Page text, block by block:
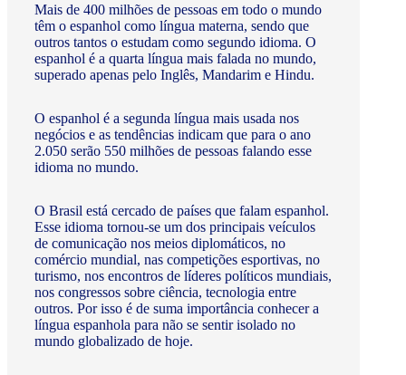
Mais de 400 milhões de pessoas em todo o mundo
têm o espanhol como língua materna, sendo que
outros tantos o estudam como segundo idioma. O
espanhol é a quarta língua mais falada no mundo,
superado apenas pelo Inglês, Mandarim e Hindu.
O espanhol é a segunda língua mais usada nos
negócios e as tendências indicam que para o ano
2.050 serão 550 milhões de pessoas falando esse
idioma no mundo.
O Brasil está cercado de países que falam espanhol.
Esse idioma tornou-se um dos principais veículos
de comunicação nos meios diplomáticos, no
comércio mundial, nas competições esportivas, no
turismo, nos encontros de líderes políticos mundiais,
nos congressos sobre ciência, tecnologia entre
outros. Por isso é de suma importância conhecer a
língua espanhola para não se sentir isolado no
mundo globalizado de hoje.